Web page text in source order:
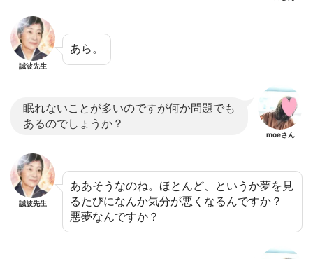
誠波先生
あら。
眠れないことが多いのですが何か問題でも
あるのでしょうか？
moeさん
誠波先生
ああそうなのね。ほとんど、というか夢を見
るたびになんか気分が悪くなるんですか？
悪夢なんですか？